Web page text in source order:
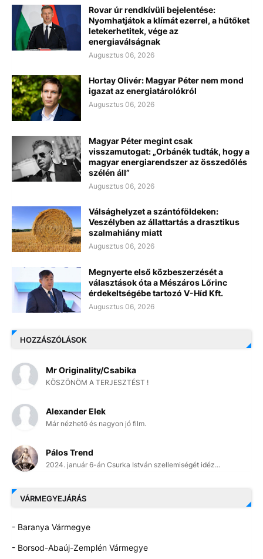
Rovar úr rendkívüli bejelentése:
Nyomhatjátok a klímát ezerrel, a hűtőket
letekerhetitek, vége az
energiaválságnak
Augusztus 06, 2026
Hortay Olivér: Magyar Péter nem mond
igazat az energiatárolókról
Augusztus 06, 2026
Magyar Péter megint csak
visszamutogat: „Orbánék tudták, hogy a
magyar energiarendszer az összedőlés
szélén áll”
Augusztus 06, 2026
Válsághelyzet a szántóföldeken:
Veszélyben az állattartás a drasztikus
szalmahiány miatt
Augusztus 06, 2026
Megnyerte első közbeszerzését a
választások óta a Mészáros Lőrinc
érdekeltségébe tartozó V-Híd Kft.
Augusztus 06, 2026
HOZZÁSZÓLÁSOK
Mr Originality/Csabika
KÖSZÖNÖM A TERJESZTÉST !
Alexander Elek
Már nézhető és nagyon jó film.
Pálos Trend
2024. január 6-án Csurka István szellemiségét idéz...
VÁRMEGYEJÁRÁS
- Baranya Vármegye
- Borsod-Abaúj-Zemplén Vármegye